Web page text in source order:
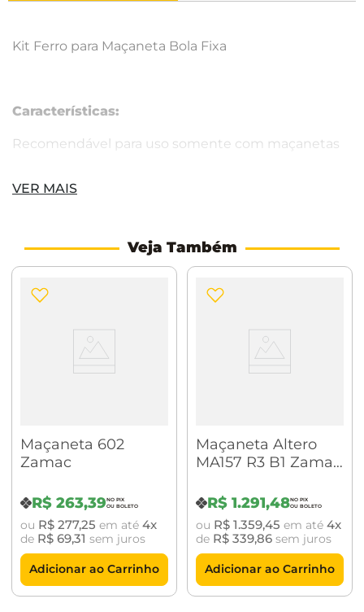
Kit Ferro para Maçaneta Bola Fixa
Características:
Recomendável para uso somente com maçanetas
603, 615, 616 e 628.
Material: Aço
VER MAIS
Veja Também
Maçaneta 602
Zamac
R$ 263,39
ou R$ 277,25 em até 4
de R$ 69,31 sem juros
Adicionar ao Carrinho
Maçaneta Altero
MA157 R3 B1 Zamac
Brilhante
R$ 1.291,48
ou R$ 1.359,45 em até 4
de R$ 339,86sem juros
Adicionar ao Carrinho